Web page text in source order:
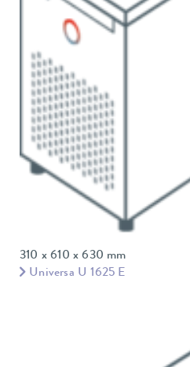
310 x 610 x 630 mm
Universa U 1625 E